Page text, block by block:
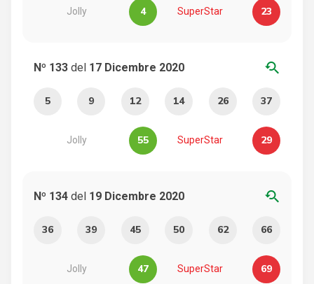
Jolly 4 SuperStar 23
Nº 133 del 17 Dicembre 2020 youtube_searched_for
5 9 12 14 26 37
Jolly 55 SuperStar 29
Nº 134 del 19 Dicembre 2020 youtube_searched_for
36 39 45 50 62 66
Jolly 47 SuperStar 69